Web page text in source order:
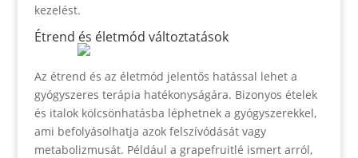
kezelést.
Étrend és életmód változtatások
Az étrend és az életmód jelentős hatással lehet a
gyógyszeres terápia hatékonyságára. Bizonyos ételek
és italok kölcsönhatásba léphetnek a gyógyszerekkel,
ami befolyásolhatja azok felszívódását vagy
metabolizmusát. Például a grapefruitlé ismert arról,